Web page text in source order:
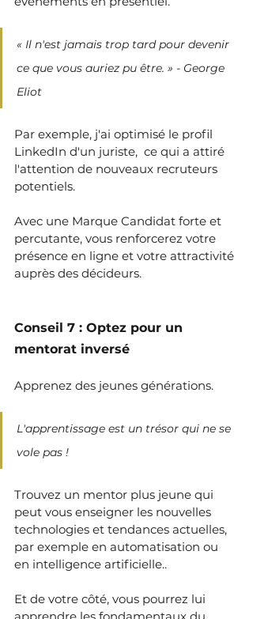
« Il n'est jamais trop tard pour devenir
ce que vous auriez pu être. » - George
Eliot
Par exemple, j'ai optimisé le profil
LinkedIn d'un juriste,  ce qui a attiré
l'attention de nouveaux recruteurs
potentiels.
Avec une Marque Candidat forte et
percutante, vous renforcerez votre
présence en ligne et votre attractivité
auprès des décideurs.
Conseil 7 : Optez pour un
mentorat inversé
Apprenez des jeunes générations.
L'apprentissage est un trésor qui ne se
vole pas !
Trouvez un mentor plus jeune qui
peut vous enseigner les nouvelles
technologies et tendances actuelles,
par exemple en automatisation ou
en intelligence artificielle..
Et de votre côté, vous pourrez lui